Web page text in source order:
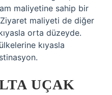
maliyetine sahip bir
maliyeti de diğer
orta düzeyde.
kıyasla
UÇAK